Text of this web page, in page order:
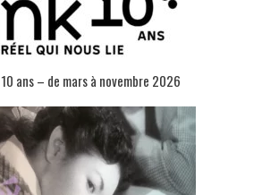
ans – de mars à novembre 2026